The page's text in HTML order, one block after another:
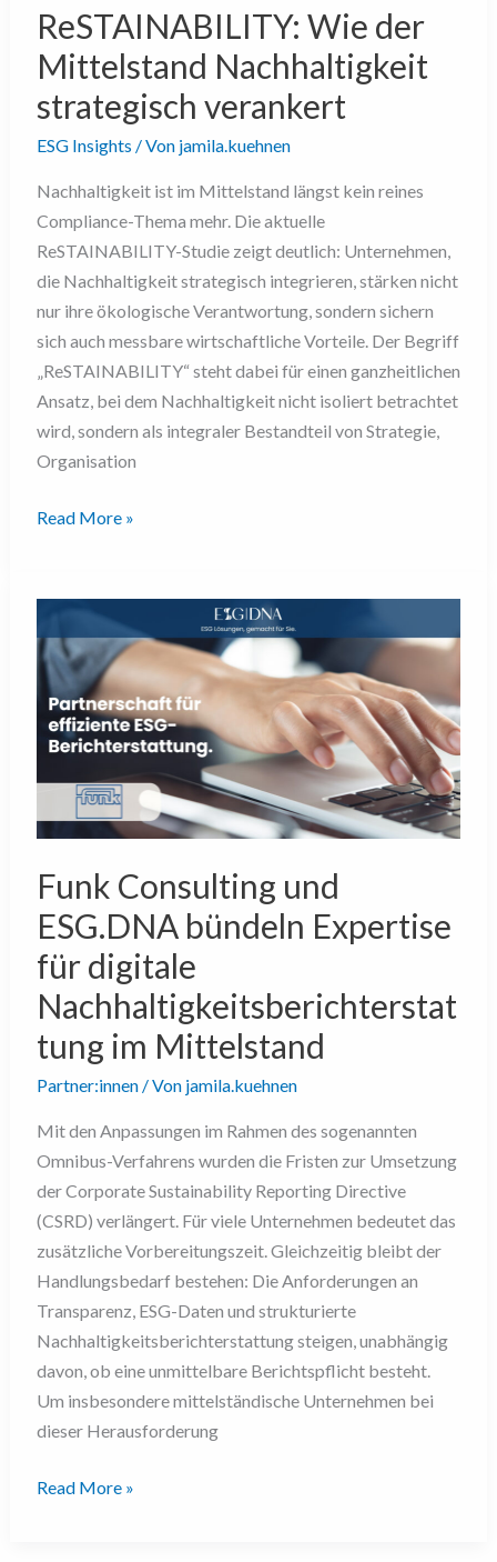
ReSTAINABILITY: Wie der
Mittelstand Nachhaltigkeit
strategisch verankert
ESG Insights / Von jamila.kuehnen
Nachhaltigkeit ist im Mittelstand längst kein reines
Compliance-Thema mehr. Die aktuelle
ReSTAINABILITY-Studie zeigt deutlich: Unternehmen,
die Nachhaltigkeit strategisch integrieren, stärken nicht
nur ihre ökologische Verantwortung, sondern sichern
sich auch messbare wirtschaftliche Vorteile. Der Begriff
„ReSTAINABILITY“ steht dabei für einen ganzheitlichen
Ansatz, bei dem Nachhaltigkeit nicht isoliert betrachtet
wird, sondern als integraler Bestandteil von Strategie,
Organisation
Read More »
Funk Consulting und
ESG.DNA bündeln Expertise
für digitale
Nachhaltigkeitsberichterstat
tung im Mittelstand
Partner:innen/ Von jamila.kuehnen
Mit den Anpassungen im Rahmen des sogenannten
Omnibus-Verfahrens wurden die Fristen zur Umsetzung
der Corporate Sustainability Reporting Directive
(CSRD) verlängert. Für viele Unternehmen bedeutet das
zusätzliche Vorbereitungszeit. Gleichzeitig bleibt der
Handlungsbedarf bestehen: Die Anforderungen an
Transparenz, ESG-Daten und strukturierte
Nachhaltigkeitsberichterstattung steigen, unabhängig
davon, ob eine unmittelbare Berichtspflicht besteht.
Um insbesondere mittelständische Unternehmen bei
dieser Herausforderung
Funk
Consulting
und
ESG.DNA
bündeln
digitale
im
Mittelstand
Read More »